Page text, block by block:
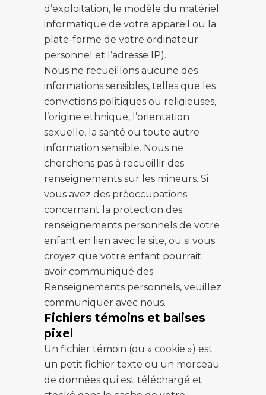
d’exploitation, le modèle du matériel
informatique de votre appareil ou la
plate-forme de votre ordinateur
personnel et l’adresse IP).
Nous ne recueillons aucune des
informations sensibles, telles que les
convictions politiques ou religieuses,
l’origine ethnique, l’orientation
sexuelle, la santé ou toute autre
information sensible. Nous ne
cherchons pas à recueillir des
renseignements sur les mineurs. Si
vous avez des préoccupations
concernant la protection des
renseignements personnels de votre
enfant en lien avec le site, ou si vous
croyez que votre enfant pourrait
avoir communiqué des
Renseignements personnels, veuillez
communiquer avec nous.
Fichiers témoins et balises
pixel
Un fichier témoin (ou « cookie ») est
un petit fichier texte ou un morceau
de données qui est téléchargé et